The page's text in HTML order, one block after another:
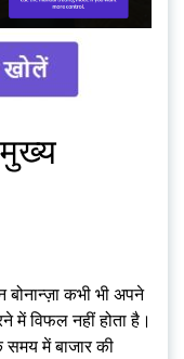
मुख्य
कभी भी अपने
में विफल नहीं होता है।
समय में बाजार की